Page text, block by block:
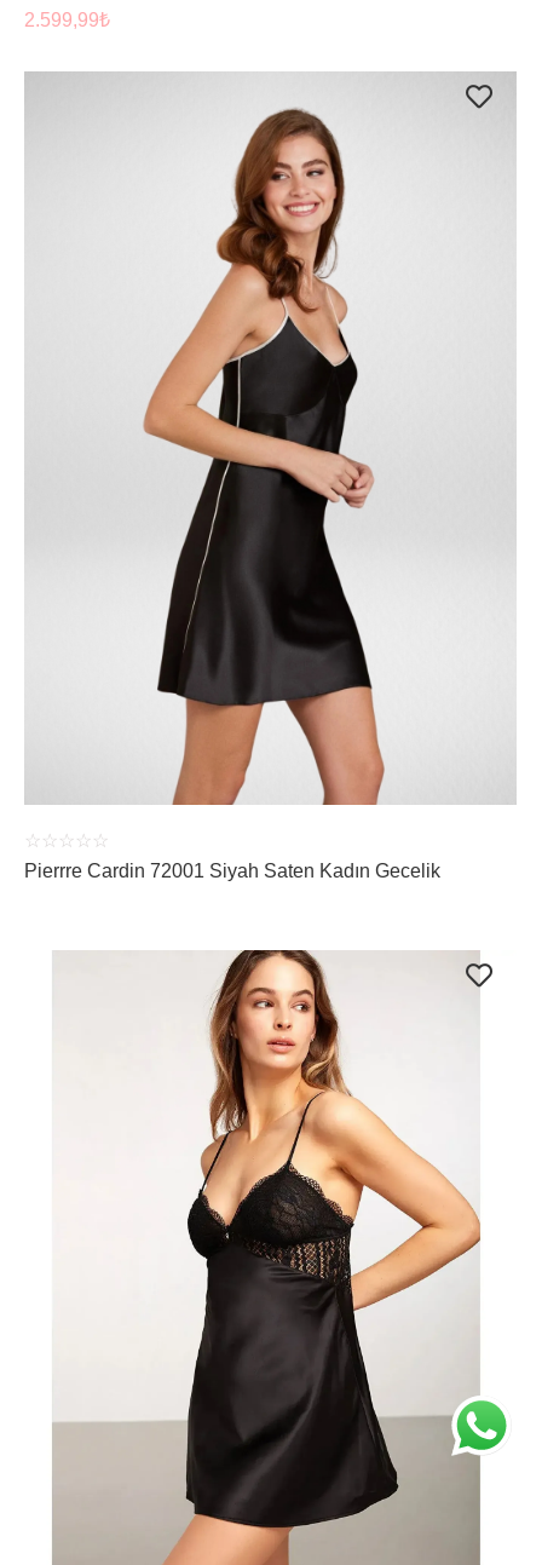
2.599,99₺
☆ ☆ ☆ ☆ ☆
Pierrre Cardin 72001 Siyah Saten Kadın Gecelik
ÜRÜNÜ İNCELE